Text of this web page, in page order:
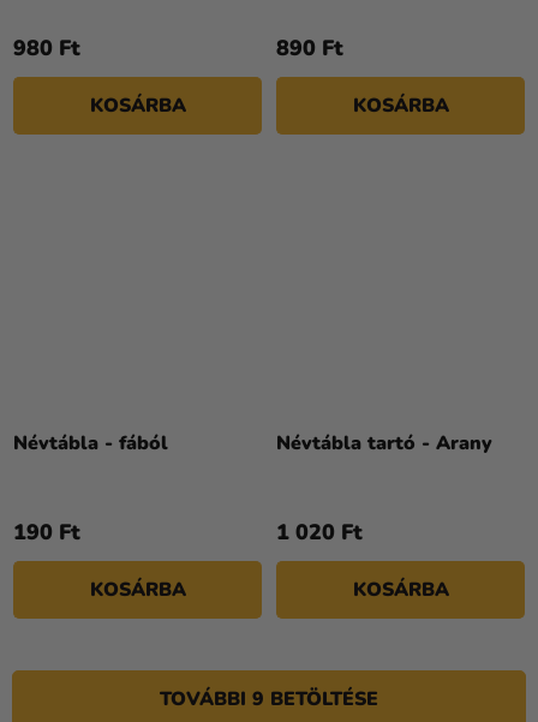
980 Ft
KOSÁRBA
890 Ft
KOSÁRBA
Névtábla - fából
190 Ft
KOSÁRBA
Névtábla tartó - Arany
1 020 Ft
KOSÁRBA
TOVÁBBI 9 BETÖLTÉSE